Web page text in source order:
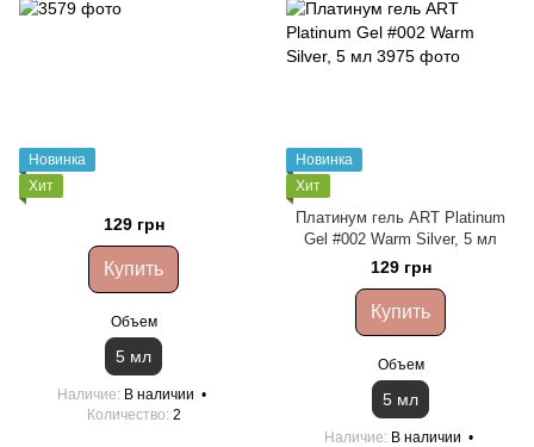
Новинка
Хит
129 грн
Купить
Объем
5 мл
Наличие В наличии
Количество 2
Новинка
Хит
Платинум гель ART Platinum
Gel #002 Warm Silver, 5 мл
129 грн
Купить
Объем
5 мл
Наличие В наличии